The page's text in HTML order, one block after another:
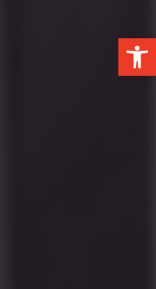
פתח סרגל נגישות